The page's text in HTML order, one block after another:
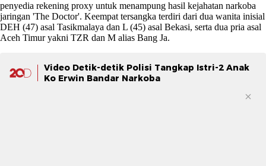
penyedia rekening proxy untuk menampung hasil kejahatan narkoba
jaringan 'The Doctor'. Keempat tersangka terdiri dari dua wanita inisial
DEH (47) asal Tasikmalaya dan L (45) asal Bekasi, serta dua pria asal
Aceh Timur yakni TZR dan M alias Bang Ja.
Video Detik-detik Polisi Tangkap Istri-2 Anak
Ko Erwin Bandar Narkoba